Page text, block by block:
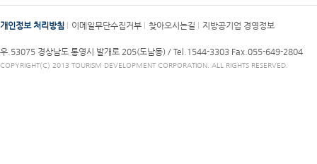
개인정보 처리방침 이메일무단수집거부 찾아오시는길 지방공기업 경영정보
우.53075 경상남도 통영시 발개로 205(도남동) / Tel.1544-3303 Fax.055-649-2804
COPYRIGHT(C) 2013 TOURISM DEVELOPMENT CORPORATION. ALL RIGHTS RESERVED.